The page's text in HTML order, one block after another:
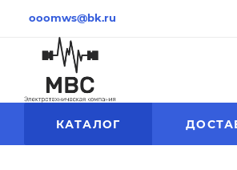
ooomws@bk.ru
КАТАЛОГ